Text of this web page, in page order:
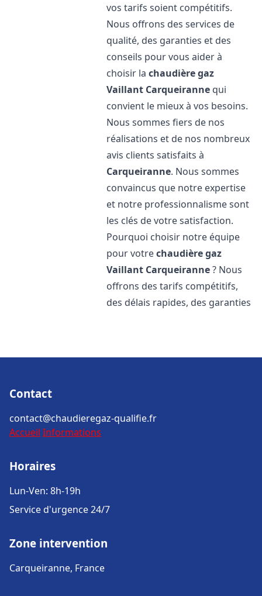
vos tarifs soient compétitifs.
Nous offrons des services de
qualité, des garanties et des
conseils pour vous aider à
choisir lachaudière gaz
Vaillant Carqueiranne qui
convient le mieux à vos besoins.
Nous sommes fiers de nos
réalisations et de nos nombreux
avis clients satisfaits à
Carqueiranne. Nous sommes
convaincus que notre expertise
et notre professionnalisme sont
les clés de votre satisfaction.
Pourquoi choisir notre équipe
pour votrechaudière gaz
Vaillant Carqueiranne? Nous
offrons des tarifs compétitifs,
des délais rapides, des garanties
Contact
contact@chaudieregaz-qualifie.fr
Accueil Informations
Horaires
Lun-Ven: 8h-19h
Service d'urgence 24/7
Zone intervention
Carqueiranne, France